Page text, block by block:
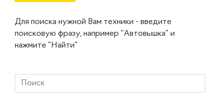
Для поиска нужной Вам техники - введите
поисковую фразу, например "Автовышка" и
нажмите "Найти"